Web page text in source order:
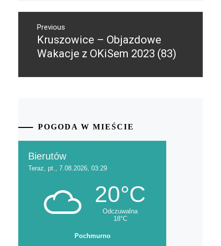
wpisuPrevious
Previous
post:
Kruszowice – Objazdowe
Wakacje z OKiSem 2023 (83)
POGODA W MIEŚCIE